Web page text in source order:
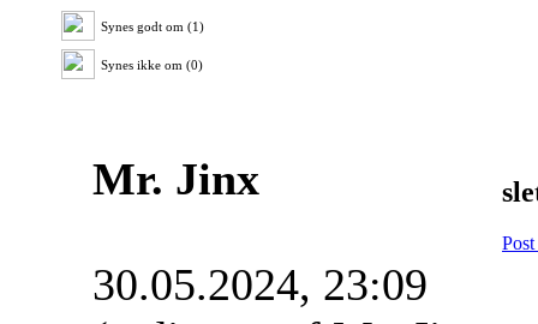
Synes godt om (1)
Synes ikke om (0)
Mr. Jinx
30.05.2024, 23:09